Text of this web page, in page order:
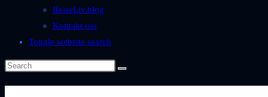
ReiseLiv.blog
Kontakt oss
Toggle website search